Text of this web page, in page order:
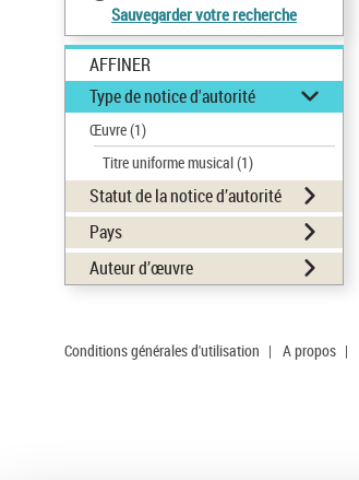
Sauvegarder votre recherche
AFFINER
Type de notice d'autorité
Œuvre(1)
Titre uniforme musical(1)
Statut de la notice d’autorité
Pays
Auteur d’œuvre
Conditions générales d'utilisation | A propos |